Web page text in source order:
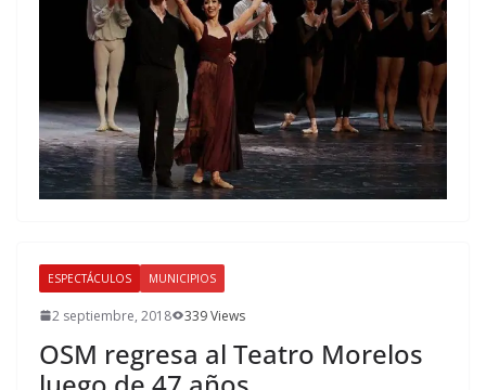
ESPECTÁCULOS MUNICIPIOS
2 septiembre, 2018 339 Views
OSM regresa al Teatro Morelos